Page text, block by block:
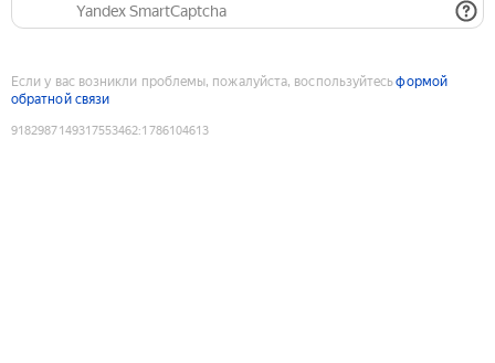
Yandex SmartCaptcha
Если у вас возникли проблемы, пожалуйста, воспользуйтесьформой
обратной связи
9182987149317553462:1786104613